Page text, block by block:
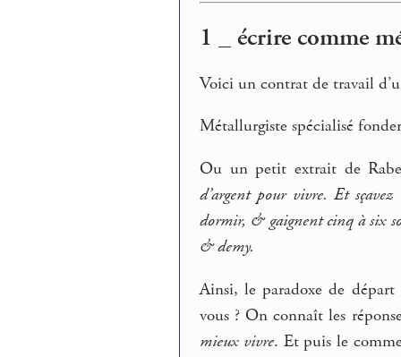
1 _ écrire comme
Voici un contrat de travail
Métallurgiste spécialisé
Ou un petit extrait de
d’argent pour vivre. Et
dormir, & gaignent cinq à six
& demy.
Ainsi, le paradoxe de départ
vous ? On connaît les
mieux vivre. Et puis le